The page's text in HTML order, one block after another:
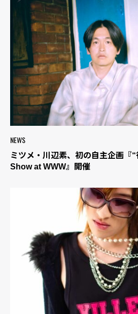
NEWS
ミツメ・川辺素、初の自主企画『
Show at WWW』開催